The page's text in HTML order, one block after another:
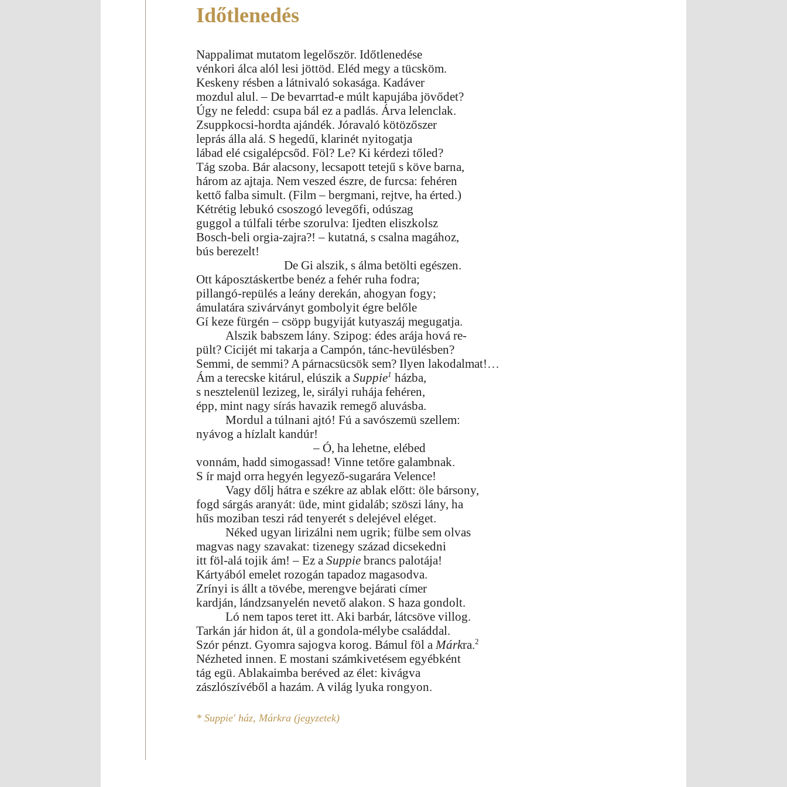
Időtlenedés
Nappalimat mutatom legelőször. Időtlenedése
vénkori álca alól lesi jöttöd. Eléd megy a tücsköm.
Keskeny résben a látnivaló sokasága. Kadáver
mozdul alul. – De bevarrtad-e múlt kapujába jövődet?
Úgy ne feledd: csupa bál ez a padlás. Árva lelenclak.
Zsuppkocsi-hordta ajándék. Jóravaló kötözőszer
leprás álla alá. S hegedű, klarinét nyitogatja
lábad elé csigalépcsőd. Föl? Le? Ki kérdezi tőled?
Tág szoba. Bár alacsony, lecsapott tetejű s köve barna,
három az ajtaja. Nem veszed észre, de furcsa: fehéren
kettő falba simult. (Film – bergmani, rejtve, ha érted.)
Kétrétig lebukó csoszogó levegőfi, odúszag
guggol a túlfali térbe szorulva: Ijedten eliszkolsz
Bosch-beli orgia-zajra?! – kutatná, s csalna magához,
bús berezelt!
De Gi alszik, s álma betölti egészen.
Ott káposztáskertbe benéz a fehér ruha fodra;
pillangó-repülés a leány derekán, ahogyan fogy;
ámulatára szivárványt gombolyit égre belőle
Gí keze fürgén – csöpp bugyiját kutyaszáj megugatja.
Alszik babszem lány. Szipog: édes arája hová re-
pült? Cicijét mi takarja a Campón, tánc-hevülésben?
Semmi, de semmi? A párnacsücsök sem? Ilyen lakodalmat!…
Ám a terecske kitárul, elúszik aSuppie1 házba,
s nesztelenül lezizeg, le, sirályi ruhája fehéren,
épp, mint nagy sírás havazik remegő aluvásba.
Mordul a túlnani ajtó! Fú a savószemü szellem:
nyávog a hízlalt kandúr!
– Ó, ha lehetne, elébed
vonnám, hadd simogassad! Vinne tetőre galambnak.
S ír majd orra hegyén legyező-sugarára Velence!
Vagy dőlj hátra e székre az ablak előtt: öle bársony,
fogd sárgás aranyát: üde, mint gidaláb; szöszi lány, ha
hűs moziban teszi rád tenyerét s delejével eléget.
Néked ugyan lirizálni nem ugrik; fülbe sem olvas
magvas nagy szavakat: tizenegy század dicsekedni
itt föl-alá tojik ám! – Ez aSuppie brancs palotája!
Kártyából emelet rozogán tapadoz magasodva.
Zrínyi is állt a tövébe, merengve bejárati címer
kardján, lándzsanyelén nevető alakon. S haza gondolt.
Ló nem tapos teret itt. Aki barbár, látcsöve villog.
Tarkán jár hidon át, ül a gondola-mélybe családdal.
Szór pénzt. Gyomra sajogva korog. Bámul föl aMárkra.2
Nézheted innen. E mostani számkivetésem egyébként
tág egü. Ablakaimba beréved az élet: kivágva
zászlószívéből a hazám. A világ lyuka rongyon.
* Suppie' ház, Márkra (jegyzetek)